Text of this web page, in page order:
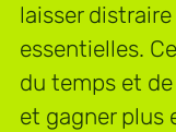
laisser
essentielles.
du temps et
et gagner plus